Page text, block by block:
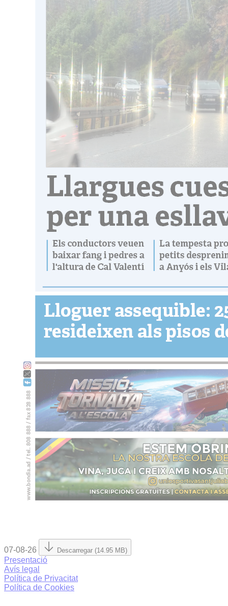
07-08-26 Descarregar (14.95 MB)
Presentació
Avís legal
Política de Privacitat
Política de Cookies